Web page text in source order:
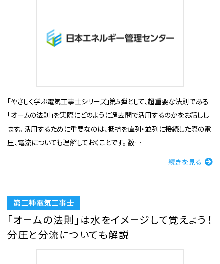
「やさしく学ぶ電気工事士シリーズ」第5弾として、超重要な法則である
「オームの法則」を実際にどのように過去問で活用するのかをお話しし
ます。 活用するために重要なのは、抵抗を直列・並列に接続した際の電
圧、電流についても理解しておくことです。 数…
続きを見る
第二種電気工事士
「オームの法則」は水をイメージして覚えよう！
分圧と分流についても解説